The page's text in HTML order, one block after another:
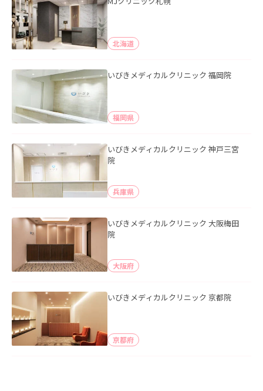
北海道
いびきメディカルクリニック 福岡院
福岡県
いびきメディカルクリニック 神戸三宮
院
兵庫県
いびきメディカルクリニック 大阪梅田
院
大阪府
いびきメディカルクリニック 京都院
京都府